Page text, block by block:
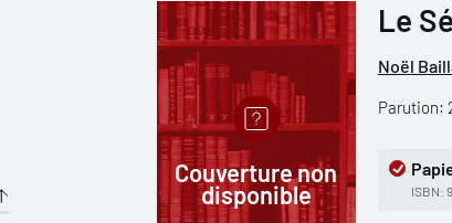
Couverture non
disponible
Le
Noël
Parution:
ISBN: